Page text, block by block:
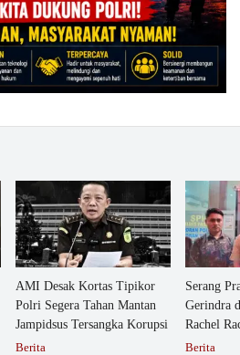
AMI Desak Kortas Tipikor
Polri Segera Tahan Mantan
Jampidsus Tersangka Korupsi
Berita
Serang
Gerindra
Rachel
Berita